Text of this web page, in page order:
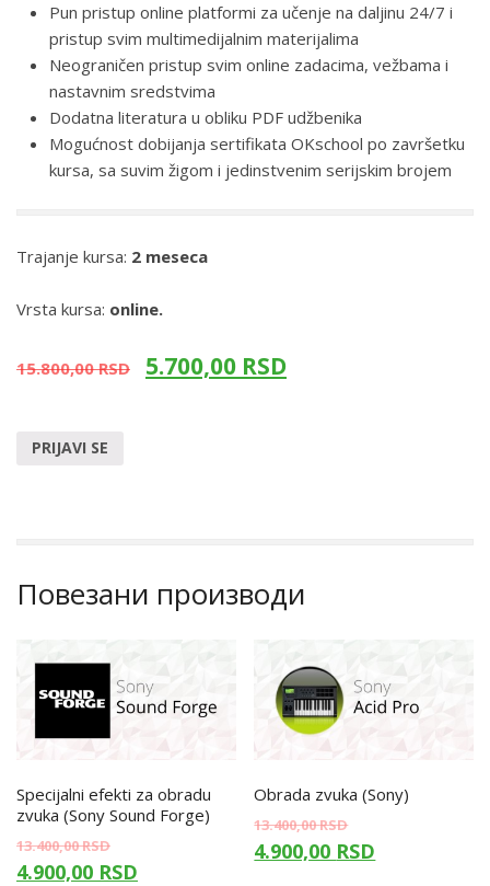
Pun pristup online platformi za učenje na daljinu 24/7 i
pristup svim multimedijalnim materijalima
Neograničen pristup svim online zadacima, vežbama i
nastavnim sredstvima
Dodatna literatura u obliku PDF udžbenika
Mogućnost dobijanja sertifikata OKschool po završetku
kursa, sa suvim žigom i jedinstvenim serijskim brojem
Trajanje kursa: 2 meseca
Vrsta kursa: online.
15.800,00RSD 5.700,00 RSD
PRIJAVI SE
Повезани производи
Specijalni efekti za obradu
zvuka (Sony Sound Forge)
13.400,00RSD
4.900,00 RSD
Obrada zvuka (Sony)
13.400,00RSD
4.900,00 RSD